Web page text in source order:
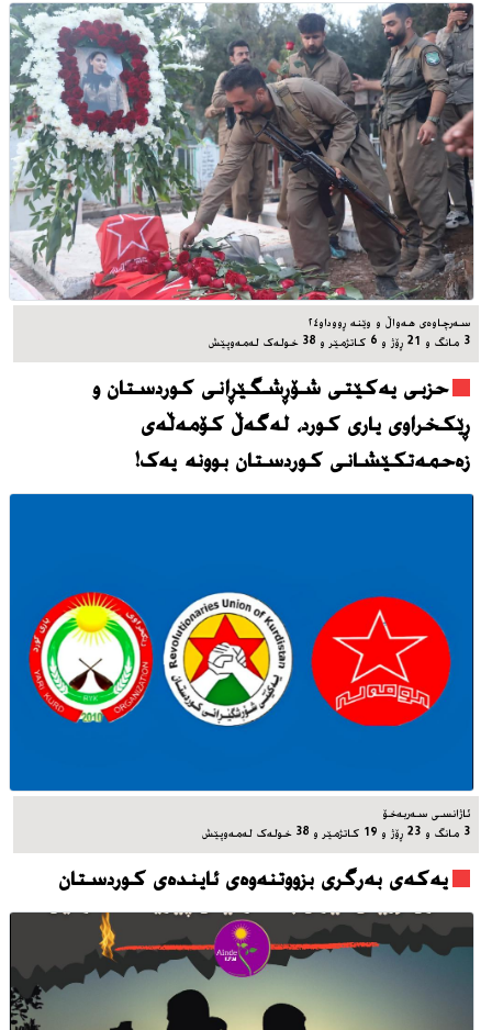
سه‌رچاوه‌ی هه‌واڵ و وێنه‌ ڕووداو٢٤
3 مانگ و 21 ڕۆژ و 6 کاتژمێر و 38 خوله‌ک له‌مه‌وپێش‌
حزبی یەکێتی شۆڕشگێڕانی کوردستان و
ڕێکخراوی یاری کورد، له‌گه‌ڵ کۆمەڵەی
زەحمەتکێشانی کوردستان بوونه‌ یه‌ک!
ئاژانسی سه‌ربه‌خۆ
3 مانگ و 23 ڕۆژ و 19 کاتژمێر و 38 خوله‌ک له‌مه‌وپێش‌
یه‌که‌ی به‌رگری بزووتنه‌وه‌ی ئاینده‌ی کوردستان